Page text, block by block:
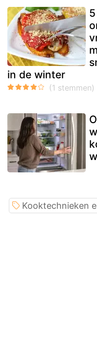
in de winter
Kooktechnieken